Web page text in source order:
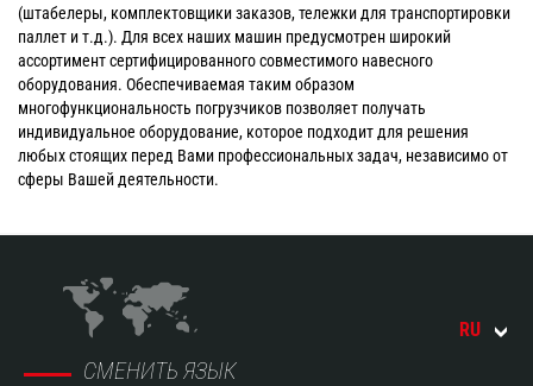
(штабелеры, комплектовщики заказов, тележки для транспортировки
паллет и т.д.). Для всех наших машин предусмотрен широкий
ассортимент сертифицированного совместимого навесного
оборудования. Обеспечиваемая таким образом
многофункциональность погрузчиков позволяет получать
индивидуальное оборудование, которое подходит для решения
любых стоящих перед Вами профессиональных задач, независимо от
сферы Вашей деятельности.
СМЕНИТЬ ЯЗЫК
RU